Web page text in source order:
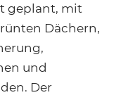
geplant, mit
Dächern,
und
Der